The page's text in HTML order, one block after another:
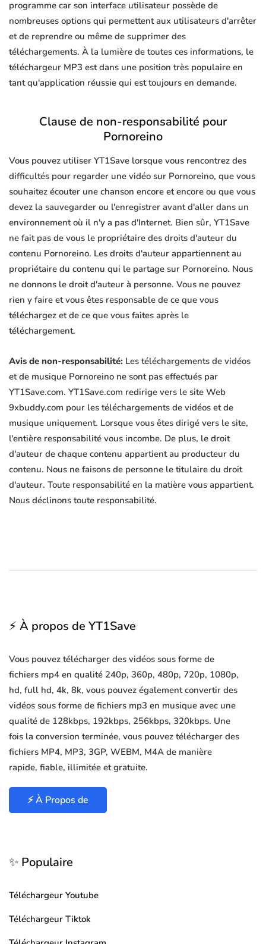
programme car son interface utilisateur possède de
nombreuses options qui permettent aux utilisateurs d'arrêter
et de reprendre ou même de supprimer des
téléchargements. À la lumière de toutes ces informations, le
téléchargeur MP3 est dans une position très populaire en
tant qu'application réussie qui est toujours en demande.
Clause de non-responsabilité pour
Pornoreino
Vous pouvez utiliser YT1Save lorsque vous rencontrez des
difficultés pour regarder une vidéo sur Pornoreino, que vous
souhaitez écouter une chanson encore et encore ou que vous
devez la sauvegarder ou l'enregistrer avant d'aller dans un
environnement où il n'y a pas d'Internet. Bien sûr, YT1Save
ne fait pas de vous le propriétaire des droits d'auteur du
contenu Pornoreino. Les droits d'auteur appartiennent au
propriétaire du contenu qui le partage sur Pornoreino. Nous
ne donnons le droit d'auteur à personne. Vous ne pouvez
rien y faire et vous êtes responsable de ce que vous
téléchargez et de ce que vous faites après le
téléchargement.
Avis de non-responsabilité: Les téléchargements de vidéos
et de musique Pornoreino ne sont pas effectués par
YT1Save.com. YT1Save.com redirige vers le site Web
9xbuddy.com pour les téléchargements de vidéos et de
musique uniquement. Lorsque vous êtes dirigé vers le site,
l'entière responsabilité vous incombe. De plus, le droit
d'auteur de chaque contenu appartient au producteur du
contenu. Nous ne faisons de personne le titulaire du droit
d'auteur. Toute responsabilité en la matière vous appartient.
Nous déclinons toute responsabilité.
⚡ À propos de YT1Save
Vous pouvez télécharger des vidéos sous forme de
fichiers mp4 en qualité 240p, 360p, 480p, 720p, 1080p,
hd, full hd, 4k, 8k, vous pouvez également convertir des
vidéos sous forme de fichiers mp3 en musique avec une
qualité de 128kbps, 192kbps, 256kbps, 320kbps. Une
fois la conversion terminée, vous pouvez télécharger des
fichiers MP4, MP3, 3GP, WEBM, M4A de manière
rapide, fiable, illimitée et gratuite.
⚡ À Propos de
✨ Populaire
Téléchargeur Youtube
Téléchargeur Tiktok